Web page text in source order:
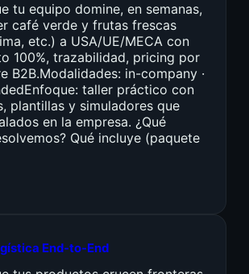
tu equipo domine, en semanas,
café verde y frutas frescas
etc.) a USA/UE/MECA con
100%, trazabilidad, pricing por
B2B.Modalidades: in-company ·
taller práctico con
plantillas y simuladores que
en la empresa. ¿Qué
Qué incluye (paquete
End-to-End